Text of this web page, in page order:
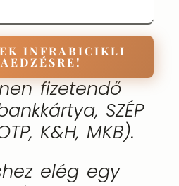
INFRABICIKLI
fizetendő
SZÉP
K&H, MKB).
elég egy